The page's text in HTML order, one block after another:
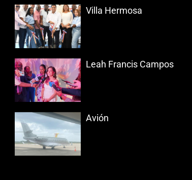
Villa Hermosa
Leah Francis Campos
Avión